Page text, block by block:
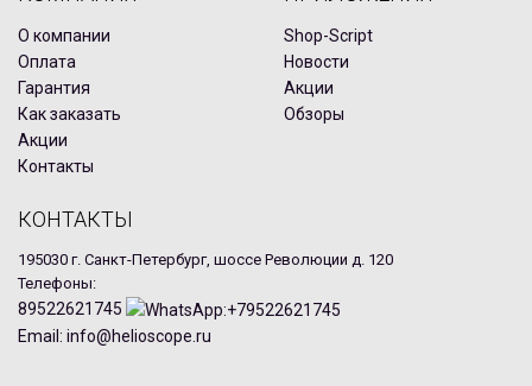
О компании
Оплата
Гарантия
Как заказать
Акции
Контакты
Shop-Script
Новости
Акции
Обзоры
КОНТАКТЫ
195030 г. Санкт-Петербург, шоссе Революции д. 120
Телефоны:
89522621745
Email: info@helioscope.ru